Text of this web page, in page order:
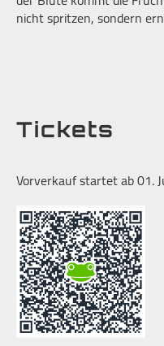
nicht spritzen, sondern
Tickets
Vorverkauf startet ab 01.